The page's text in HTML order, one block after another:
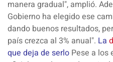
manera gradual", amplió.
Gobierno ha elegido ese
dando buenos resultados,
paíscrezca al 3% anual". La
que deja de serlo Pese a los